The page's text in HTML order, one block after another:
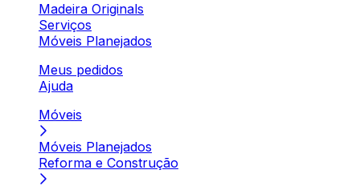
Madeira Originals
Serviços
Móveis Planejados
Meus pedidos
Ajuda
Móveis
Móveis Planejados
Reforma e Construção